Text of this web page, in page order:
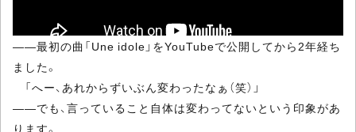
――最初の曲「Une idole」をYouTubeで公開してから2年経ち
ました。
「へー、あれからずいぶん変わったなぁ（笑）」
――でも、言っていること自体は変わってないという印象があ
ります。